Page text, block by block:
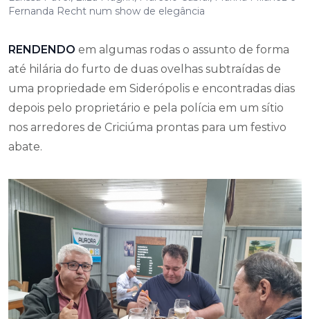
Fernanda Recht num show de elegância
RENDENDO em algumas rodas o assunto de forma
até hilária do furto de duas ovelhas subtraídas de
uma propriedade em Siderópolis e encontradas dias
depois pelo proprietário e pela polícia em um sítio
nos arredores de Criciúma prontas para um festivo
abate.